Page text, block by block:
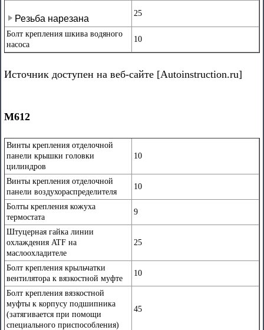
Резьба нарезана
25
Болт крепления шкива водяного
насоса
10
Источник доступен на веб-сайте [Autoinstruction.ru]
М612
Винты крепления отделочной
панели крышки головки
цилиндров
10
Винты крепления отделочной
панели воздухораспределителя
10
Болты крепления кожуха
термостата
9
Штуцерная гайка линии
охлаждения ATF на
маслоохладителе
25
Болт крепления крыльчатки
вентилятора к вязкостной муфте
10
Болт крепления вязкостной
муфты к корпусу подшипника
(затягивается при помощи
специального приспособления)
45